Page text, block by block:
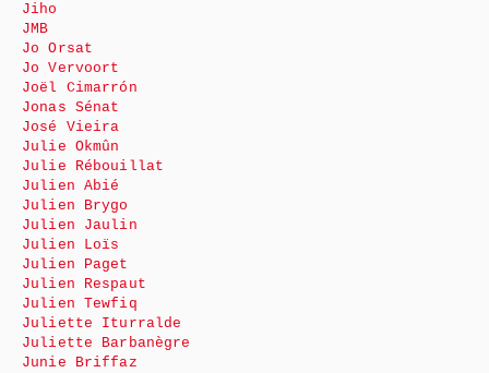
Jiho
JMB
Jo Orsat
Jo Vervoort
Joël Cimarrón
Jonas Sénat
José Vieira
Julie Okmûn
Julie Rébouillat
Julien Abié
Julien Brygo
Julien Jaulin
Julien Loïs
Julien Paget
Julien Respaut
Julien Tewfiq
Juliette Iturralde
Juliette Barbanègre
Junie Briffaz